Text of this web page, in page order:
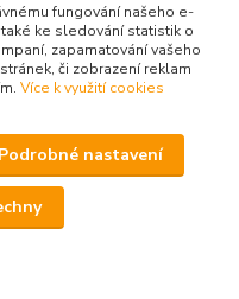
fungování našeho e-
ke sledování statistik o
zapamatování vašeho
či zobrazení reklam
Více k využití cookies
Podrobné nastavení